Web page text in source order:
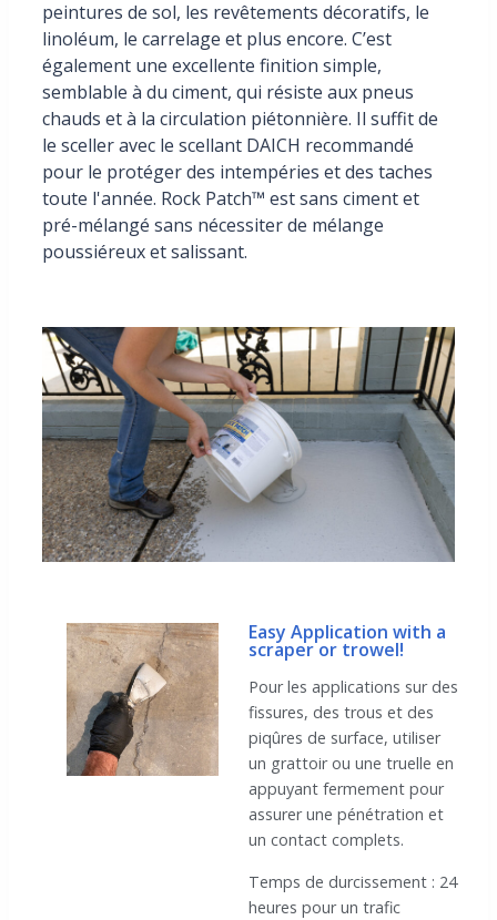
peintures de sol, les revêtements décoratifs, le
linoléum, le carrelage et plus encore. C’est
également une excellente finition simple,
semblable à du ciment, qui résiste aux pneus
chauds et à la circulation piétonnière. Il suffit de
le sceller avec le scellant DAICH recommandé
pour le protéger des intempéries et des taches
toute l'année. Rock Patch™ est sans ciment et
pré-mélangé sans nécessiter de mélange
poussiéreux et salissant.
Easy Application with a
scraper or trowel!
Pour les applications sur des
fissures, des trous et des
piqûres de surface, utiliser
un grattoir ou une truelle en
appuyant fermement pour
assurer une pénétration et
un contact complets.
Temps de durcissement : 24
heures pour un trafic